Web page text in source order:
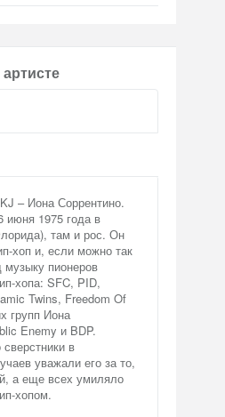
– Иона Соррентино.
июня 1975 года в
там и рос. Он
хоп и, если можно так
музыку пионеров
хопа: SFC, PID,
Twins, Freedom Of
групп Иона
Enemy и BDP.
в
уважали его за то,
а еще всех умиляло
хопом.